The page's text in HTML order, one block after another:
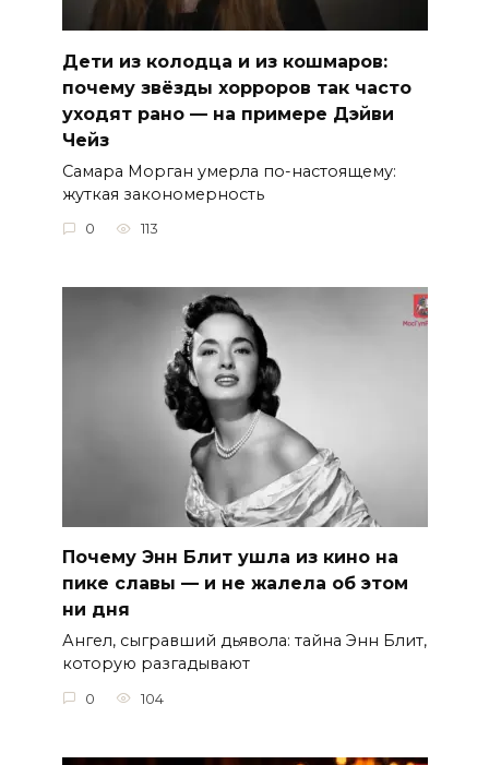
Дети из колодца и из кошмаров:
почему звёзды хорроров так часто
уходят рано — на примере Дэйви
Чейз
Самара Морган умерла по-настоящему:
жуткая закономерность
0 113
Почему Энн Блит ушла из кино на
пике славы — и не жалела об этом
ни дня
Ангел, сыгравший дьявола: тайна Энн Блит,
которую разгадывают
0 104